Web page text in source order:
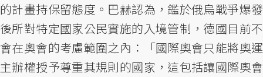
的計畫持保留態度。巴赫認為，鑑於俄烏戰爭爆發
後所對特定國家公民實施的入境管制，德國目前不
會在奧會的考慮範圍之內：「國際奧會只能將奧運
主辦權授予尊重其規則的國家，這包括讓國際奧會